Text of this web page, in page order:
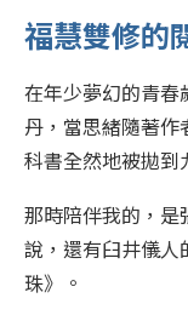
福慧雙修的
在年少夢幻的青春
丹，當思緒隨著
科書全然地被拋到
那時陪伴我的，是
說，還有臼井儀人
珠》。